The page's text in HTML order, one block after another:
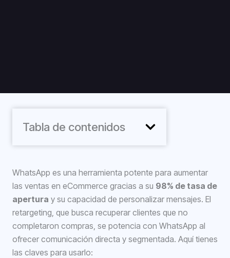
Tabla de contenidos
WhatsApp es una herramienta potente para aumentar
las ventas en eCommerce gracias a su 98% de tasa de
apertura y su capacidad de personalizar mensajes. El
retargeting, que busca recuperar clientes que no
completaron compras, se potencia con WhatsApp al
ofrecer comunicación directa y segmentada. Aquí tienes
las claves para usarlo: